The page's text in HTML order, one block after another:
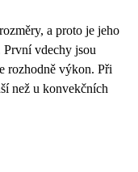
a proto je jeho
První vdechy jsou
rozhodně výkon. Při
než u konvekčních